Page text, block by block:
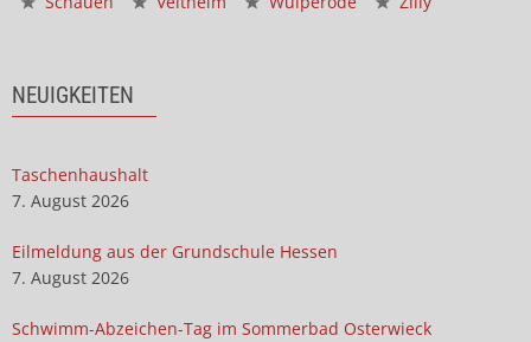
NEUIGKEITEN
Taschenhaushalt
7. August 2026
Eilmeldung aus der Grundschule Hessen
7. August 2026
Schwimm-Abzeichen-Tag im Sommerbad Osterwieck